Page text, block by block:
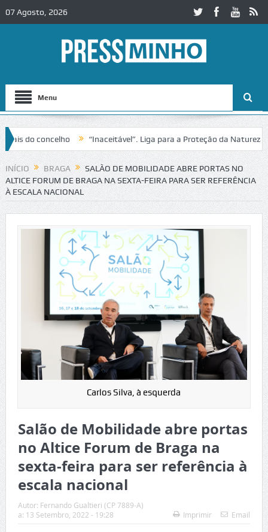
07 Agosto, 2026
Menu
“Inaceitável”. Liga para a Proteção da Natureza contesta
em Alcobaça Igreja do Castelo de Cerveira assegura
INÍCIO BRAGA
SALÃO DE MOBILIDADE ABRE PORTAS NO
ALTICE FORUM DE BRAGA NA SEXTA-FEIRA PARA SER REFERÊNCIA
À ESCALA NACIONAL
Carlos Silva, à esquerda
Salão de Mobilidade abre portas
no Altice Forum de Braga na
sexta-feira para ser referência à
escala nacional
Autor: Fernando Gualtieri (CP 7889-A)
a: 13 Setembro, 2022 - 19:28 Imprimir Email